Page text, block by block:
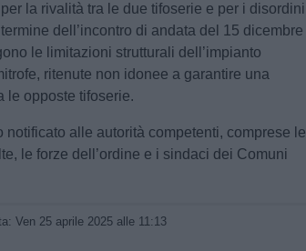
la rivalità tra le due tifoserie e per i disordini
dell’incontro di andata del 15 dicembre
le limitazioni strutturali dell’impianto
ritenute non idonee a garantire una
le opposte tifoserie.
notificato alle autorità competenti, comprese le
le forze dell’ordine e i sindaci dei Comuni
Ven 25 aprile 2025 alle 11:13